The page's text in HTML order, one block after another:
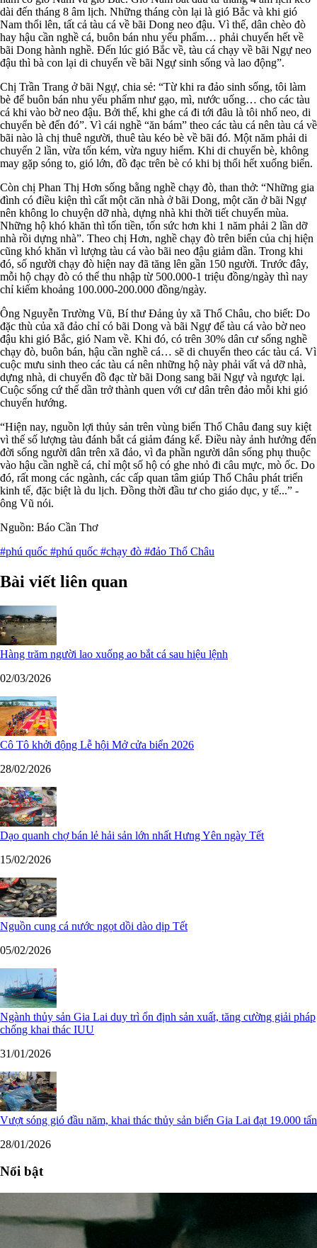
dài đến tháng 8 âm lịch. Những tháng còn lại là gió Bắc và khi gió
Nam thổi lên, tất cả tàu cá về bãi Dong neo đậu. Vì thế, dân chèo đò
hay hậu cần nghề cá, buôn bán nhu yếu phẩm… phải chuyển hết về
bãi Dong hành nghề. Ðến lúc gió Bắc về, tàu cá chạy về bãi Ngự neo
đậu thì bà con lại di chuyển về bãi Ngự sinh sống và lao động”.
Chị Trần Trang ở bãi Ngự, chia sẻ: “Từ khi ra đảo sinh sống, tôi làm
bè để buôn bán nhu yếu phẩm như gạo, mì, nước uống… cho các tàu
cá khi vào bờ neo đậu. Bởi thế, khi ghe cá đi tới đâu là tôi nhổ neo, di
chuyển bè đến đó”. Vì cái nghề “ăn bám” theo các tàu cá nên tàu cá về
bãi nào là chị thuê người, thuê tàu kéo bè về bãi đó. Một năm phải di
chuyển 2 lần, vừa tốn kém, vừa nguy hiểm. Khi di chuyển bè, không
may gặp sóng to, gió lớn, đồ đạc trên bè có khi bị thổi hết xuống biển.
Còn chị Phan Thị Hơn sống bằng nghề chạy đò, than thở: “Những gia
đình có điều kiện thì cất một căn nhà ở bãi Dong, một căn ở bãi Ngự
nên không lo chuyện dỡ nhà, dựng nhà khi thời tiết chuyển mùa.
Những hộ khó khăn thì tốn tiền, tốn sức hơn khi 1 năm phải 2 lần dỡ
nhà rồi dựng nhà”. Theo chị Hơn, nghề chạy đò trên biển của chị hiện
cũng khó khăn vì lượng tàu cá vào bãi neo đậu giảm dần. Trong khi
đó, số người chạy đò hiện nay đã tăng lên gần 150 người. Trước đây,
mỗi hộ chạy đò có thể thu nhập từ 500.000-1 triệu đồng/ngày thì nay
chỉ kiếm khoảng 100.000-200.000 đồng/ngày.
Ông Nguyễn Trường Vũ, Bí thư Ðảng ủy xã Thổ Châu, cho biết: Do
đặc thù của xã đảo chỉ có bãi Dong và bãi Ngự để tàu cá vào bờ neo
đậu khi gió Bắc, gió Nam về. Khi đó, có trên 30% dân cư sống nghề
chạy đò, buôn bán, hậu cần nghề cá… sẽ di chuyển theo các tàu cá. Vì
cuộc mưu sinh theo các tàu cá nên những hộ này phải vất vả dỡ nhà,
dựng nhà, di chuyển đồ đạc từ bãi Dong sang bãi Ngự và ngược lại.
Cuộc sống cứ thế dần trở thành quen với cư dân trên đảo mỗi khi gió
chuyển hướng.
“Hiện nay, nguồn lợi thủy sản trên vùng biển Thổ Châu đang suy kiệt
vì thế số lượng tàu đánh bắt cá giảm đáng kể. Ðiều này ảnh hưởng đến
đời sống người dân trên xã đảo, vì đa phần người dân sống phụ thuộc
vào hậu cần nghề cá, chỉ một số hộ có ghe nhỏ đi câu mực, mò ốc. Do
đó, rất mong các ngành, các cấp quan tâm giúp Thổ Châu phát triển
kinh tế, đặc biệt là du lịch. Ðồng thời đầu tư cho giáo dục, y tế...” -
ông Vũ nói.
Nguồn: Báo Cần Thơ
#phú quốc #phú quốc #chạy đò #đảo Thổ Châu
Bài viết liên quan
Hàng trăm người lao xuống ao bắt cá sau hiệu lệnh
02/03/2026
Cô Tô khởi động Lễ hội Mở cửa biển 2026
28/02/2026
Dạo quanh chợ bán lẻ hải sản lớn nhất Hưng Yên ngày Tết
15/02/2026
Nguồn cung cá nước ngọt dồi dào dịp Tết
05/02/2026
Ngành thủy sản Gia Lai duy trì ổn định sản xuất, tăng cường giải pháp
chống khai thác IUU
31/01/2026
Vượt sóng gió đầu năm, khai thác thủy sản biển Gia Lai đạt 19.000 tấn
28/01/2026
Nổi bật